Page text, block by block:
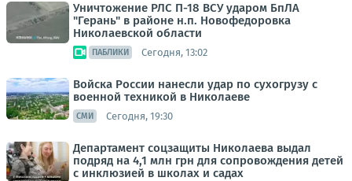
Уничтожение РЛС П-18 ВСУ ударом БпЛА
"Герань" в районе н.п. Новофедоровка
Николаевской области
ПАБЛИКИ Сегодня, 13:02
Войска России нанесли удар по сухогрузу с
военной техникой в Николаеве
СМИ Сегодня, 19:30
Департамент соцзащиты Николаева выдал
подряд на 4,1 млн грн для сопровождения детей
с инклюзией в школах и садах